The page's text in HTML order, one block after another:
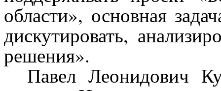
области», основная
дискутировать,
решения».
Павел Леонидович